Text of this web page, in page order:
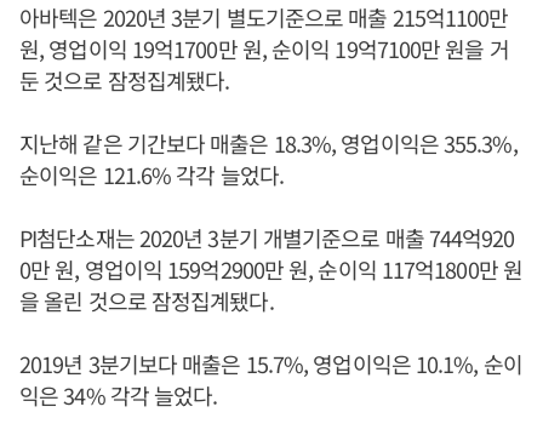
아바텍은 2020년 3분기 별도기준으로 매출 215억1100만
원, 영업이익 19억1700만 원, 순이익 19억7100만 원을 거
둔 것으로 잠정집계됐다.
지난해 같은 기간보다 매출은 18.3%, 영업이익은 355.3%,
순이익은 121.6% 각각 늘었다.
PI첨단소재는 2020년 3분기 개별기준으로 매출 744억920
0만 원, 영업이익 159억2900만 원, 순이익 117억1800만 원
을 올린 것으로 잠정집계됐다.
2019년 3분기보다 매출은 15.7%, 영업이익은 10.1%, 순이
익은 34% 각각 늘었다.